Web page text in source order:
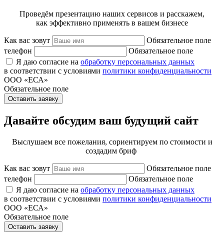
Проведём презентацию наших сервисов и расскажем,
как эффективно применять в вашем бизнесе
Как вас зовут
Обязательное поле
телефон
Обязательное поле
Я даю согласие на обработку персональных данных
в соответствии с условиями политики конфиденциальности
ООО «ЕСА»
Обязательное поле
Оставить заявку
Давайте обсудим ваш будущий сайт
Выслушаем все пожелания, сориентируем по стоимости и
создадим бриф
Как вас зовут
Обязательное поле
телефон
Обязательное поле
Я даю согласие на обработку персональных данных
в соответствии с условиями политики конфиденциальности
ООО «ЕСА»
Обязательное поле
Оставить заявку